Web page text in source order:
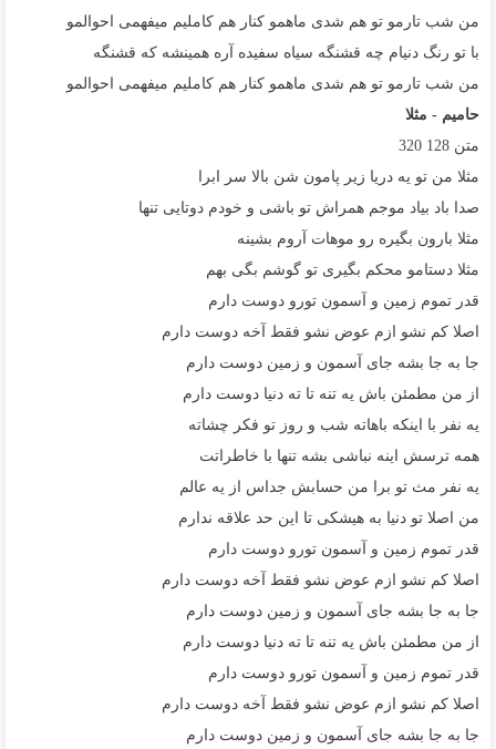
من شب تارمو تو هم شدی ماهمو کنار هم کاملیم میفهمی احوالمو
با تو رنگ دنیام چه قشنگه سیاه سفیده آره همینشه که قشنگه
من شب تارمو تو هم شدی ماهمو کنار هم کاملیم میفهمی احوالمو
حامیم - مثلا
متن 128
320
مثلا من تو یه دریا زیر پامون شن بالا سر ابرا
صدا باد بیاد موجم همراش تو باشی و خودم دوتایی تنها
مثلا بارون بگیره رو موهات آروم بشینه
مثلا دستامو محکم بگیری تو گوشم بگی بهم
قدر تموم زمین و آسمون تورو دوست دارم
اصلا کم نشو ازم عوض نشو فقط آخه دوست دارم
جا به جا بشه جای آسمون و زمین دوست دارم
از من مطمئن باش یه تنه تا ته دنیا دوست دارم
یه نفر با اینکه باهاته شب و روز تو فکر چشاته
همه ترسش اینه نباشی بشه تنها با خاطراتت
یه نفر مث تو برا من حسابش جداس از یه عالم
من اصلا تو دنیا به هیشکی تا این حد علاقه ندارم
قدر تموم زمین و آسمون تورو دوست دارم
اصلا کم نشو ازم عوض نشو فقط آخه دوست دارم
جا به جا بشه جای آسمون و زمین دوست دارم
از من مطمئن باش یه تنه تا ته دنیا دوست دارم
قدر تموم زمین و آسمون تورو دوست دارم
اصلا کم نشو ازم عوض نشو فقط آخه دوست دارم
جا به جا بشه جای آسمون و زمین دوست دارم